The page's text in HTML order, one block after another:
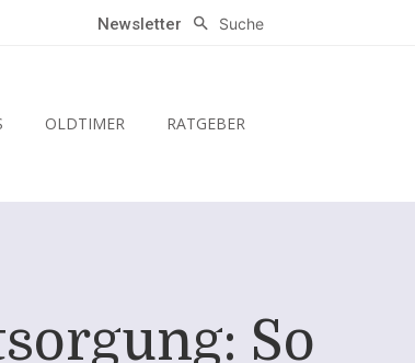
Newsletter Suche
OLDTIMER RATGEBER
So